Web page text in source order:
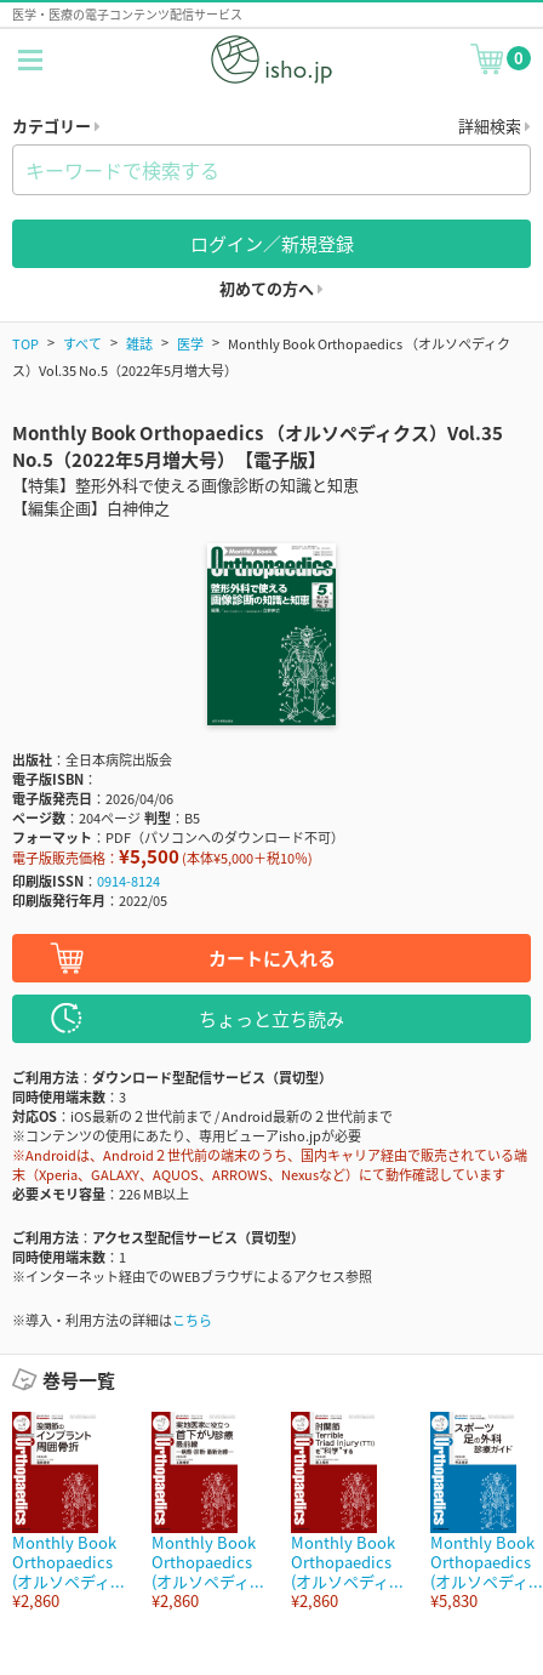
医学・医療の電子コンテンツ配信サービス
0
カテゴリー 詳細検索
ログイン／新規登録
初めての方へ
TOP すべて 雑誌 医学
Monthly Book Orthopaedics （オルソペディク
ス）Vol.35 No.5（2022年5月増大号）
Monthly Book Orthopaedics （オルソペディクス）Vol.35
No.5（2022年5月増大号）【電子版】
【特集】整形外科で使える画像診断の知識と知恵
【編集企画】白神伸之
出版社
全日本病院出版会
電子版ISBN
電子版発売日
2026/04/06
ページ数
204ページ判型
B5
フォーマット
PDF（パソコンへのダウンロード不可）
電子版販売価格： ¥5,500(本体¥5,000＋税10％)
印刷版ISSN
0914-8124
印刷版発行年月
2022/05
カートに入れる
ちょっと立ち読み
ご利用方法
ダウンロード型配信サービス（買切型）
同時使用端末数
3
対応OS
iOS最新の２世代前まで / Android最新の２世代前まで
※コンテンツの使用にあたり、専用ビューアisho.jpが必要
※Androidは、Android２世代前の端末のうち、国内キャリア経由で販売されている端
末（Xperia、GALAXY、AQUOS、ARROWS、Nexusなど）にて動作確認しています
必要メモリ容量
226 MB以上
ご利用方法
アクセス型配信サービス（買切型）
同時使用端末数
1
※インターネット経由でのWEBブラウザによるアクセス参照
※導入・利用方法の詳細はこちら
巻号一覧
Monthly Book
Orthopaedics
(オルソペディ...
¥2,860
Monthly Book
Orthopaedics
(オルソペディ...
¥2,860
Monthly Book
Orthopaedics
(オルソペディ...
¥2,860
Monthly Book
Orthopaedics
(オルソペディ...
¥5,830